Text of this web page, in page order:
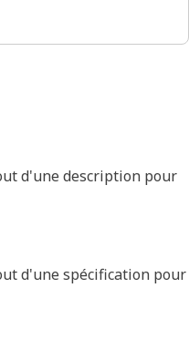
d'une description pour
d'une spécification pour